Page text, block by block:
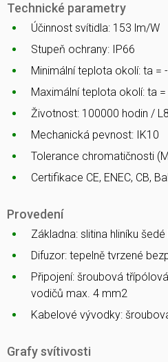
Technické parametry
Účinnost svítidla: 153 lm/W
Stupeň ochrany: IP66
Minimální teplota okolí: ta =
Maximální teplota okolí: ta =
Životnost: 100000 hodin /
Mechanická pevnost: IK10
Tolerance chromatičnosti
Certifikace CE, ENEC, CB,
Provedení
Základna: slitina hliníku
Difuzor: tepelně tvrzené
Připojení: šroubová
vodičů max. 4 mm2
Kabelové vývodky:
Grafy svítivosti